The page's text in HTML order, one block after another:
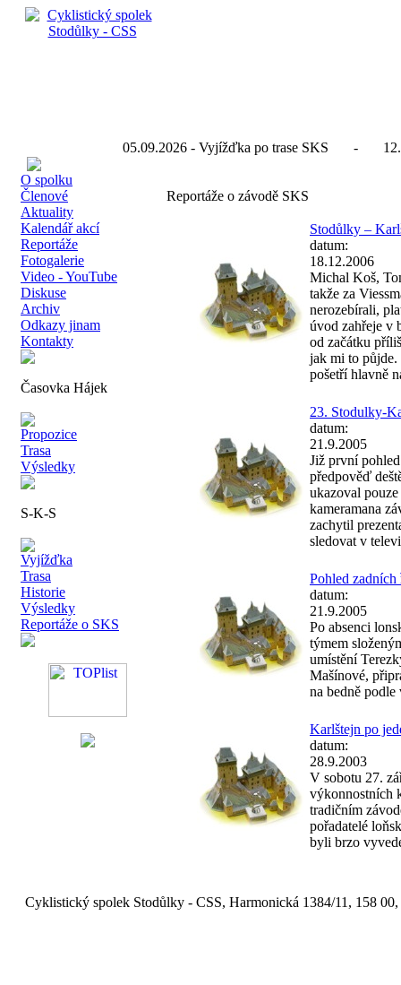
05.09.2026 - Vyjížďka po trase SKS -
O spolku
Členové
Aktuality
Kalendář akcí
Reportáže
Fotogalerie
Video - YouTube
Diskuse
Archiv
Odkazy jinam
Kontakty
Časovka Hájek
Propozice
Trasa
Výsledky
S-K-S
Vyjížďka
Trasa
Historie
Výsledky
Reportáže o SKS
Reportáže o závodě SKS
Stodůlky –
datum:
18.12.2006
Michal Koš,
takže za
nerozebírali,
úvod zahřeje v
od začátku
jak mi to půjde.
pošetří hlavně
23. Stodulky-
datum:
21.9.2005
Již první
předpověď
ukazoval
kameramana
zachytil
sledovat v
Pohled
datum:
21.9.2005
Po absenci
týmem
umístění
Mašínové,
na bedně
Karlštejn po
datum:
28.9.2003
V sobotu 27.
výkonnostních
tradičním
pořadatelé
byli brzo
Cyklistický spolek Stodůlky - CSS, Harmonická 1384/11, 158 00,